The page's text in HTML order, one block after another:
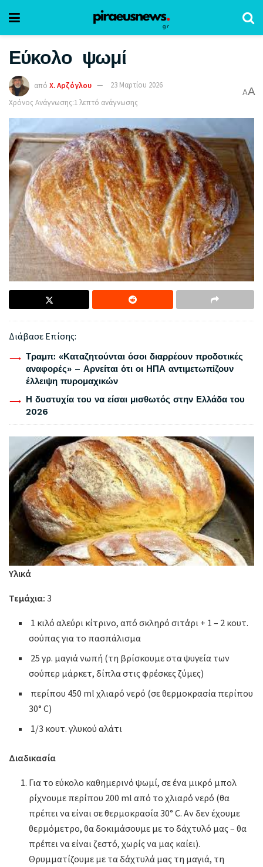
Εύκολο ψωμί
από Χ. Αρζόγλου
23 Μαρτίου 2026
Χρόνος Ανάγνωσης:1 λεπτό ανάγνωσης
AA
Διάβασε Επίσης:
Τραμπ: «Καταζητούνται όσοι διαρρέουν προδοτικές
αναφορές» – Αρνείται ότι οι ΗΠΑ αντιμετωπίζουν
έλλειψη πυρομαχικών
Η δυστυχία του να είσαι μισθωτός στην Ελλάδα του
2026
Υλικά
Τεμάχια: 3
1 κιλό αλεύρι κίτρινο, από σκληρό σιτάρι + 1 – 2 κουτ.
σούπας για το πασπάλισμα
25 γρ. μαγιά νωπή (τη βρίσκουμε στα ψυγεία των
σούπερ μάρκετ, δίπλα στις φρέσκες ζύμες)
περίπου 450 ml χλιαρό νερό (σε θερμοκρασία περίπου
30° C)
1/3 κoυτ. γλυκού αλάτι
Διαδικασία
Για το εύκολο καθημερινό ψωμί, σε ένα μικρό μπολ
ρίχνουμε περίπου 200 ml από το χλιαρό νερό (θα
πρέπει να είναι σε θερμοκρασία 30° C. Αν δεν έχουμε
θερμόμετρο, θα δοκιμάσουμε με το δάχτυλό μας – θα
πρέπει να είναι ζεστό, χωρίς να μας καίει).
Θρυμματίζουμε με τα δάχτυλά μας τη μαγιά, τη